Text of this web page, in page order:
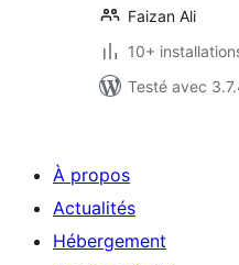
Faizan Ali
10+
Testé avec
À propos
Actualités
Hébergement